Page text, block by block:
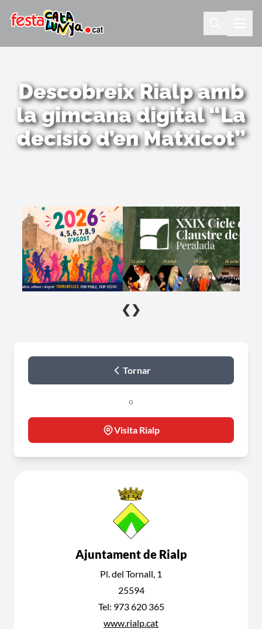
Descobreix Rialp amb
la gimcana digital “La
decisió d’en Matxicot”
❮ ❯
Tornar
o
Visita Rialp
Ajuntament de Rialp
Pl. del Tornall, 1
25594
Tel: 973 620 365
www.rialp.cat